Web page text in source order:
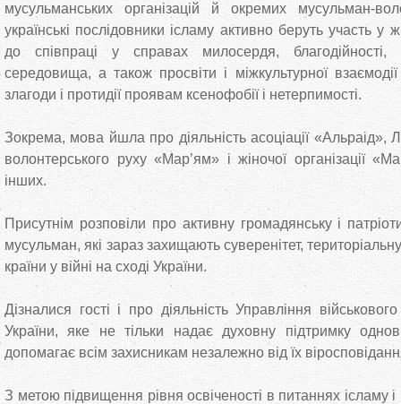
мусульманських організацій й окремих мусульман-
українські послідовники ісламу активно беруть участь у
до співпраці у справах милосердя, благодійності,
середовища, а також просвіти і міжкультурної
злагоди і протидії проявам ксенофобії і нетерпимості.
Зокрема, мова йшла про діяльність асоціації «Альраід»,
волонтерського руху «Мар’ям» і жіночої організації
інших.
Присутнім розповіли про активну громадянську і
мусульман, які зараз захищають суверенітет, територіальну
країни у війні на сході України.
Дізналися гості і про діяльність Управління
України, яке не тільки надає духовну підтримку
допомагає всім захисникам незалежно від їх
З метою підвищення рівня освіченості в питаннях ісламу